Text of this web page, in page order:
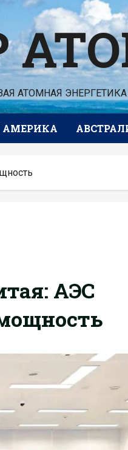
АТОМНАЯ ЭНЕРГЕТИКА
АЭС